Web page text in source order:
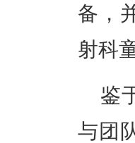
备，
射科
鉴
与团